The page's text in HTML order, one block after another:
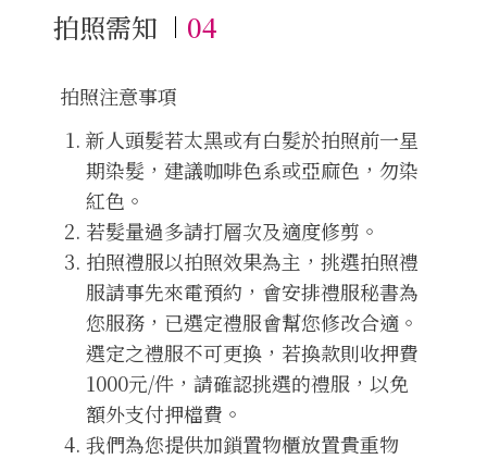
拍照需知 04
拍照注意事項
新人頭髮若太黑或有白髮於拍照前一星
期染髮，建議咖啡色系或亞麻色，勿染
紅色。
若髮量過多請打層次及適度修剪。
拍照禮服以拍照效果為主，挑選拍照禮
服請事先來電預約，會安排禮服秘書為
您服務，已選定禮服會幫您修改合適。
選定之禮服不可更換，若換款則收押費
1000元/件，請確認挑選的禮服，以免
額外支付押檔費。
我們為您提供加鎖置物櫃放置貴重物